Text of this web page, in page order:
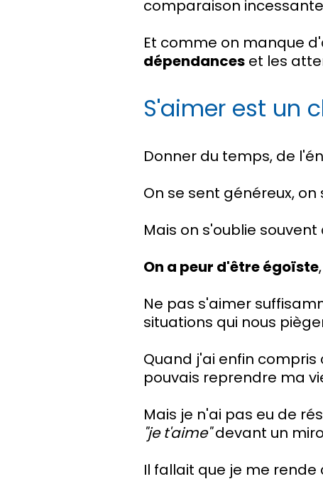
comparaison
Et comme on manque
dépendances et les
S'aimer est un
Donner du temps, de
On se sent généreux,
Mais on s'oublie
On a peur d'être égoïste
Ne pas s'aimer
situations qui nous
Quand j'ai enfin
pouvais reprendre ma
Mais je n'ai pas eu de
"je t'aime"devant un
Il fallait que je me rende